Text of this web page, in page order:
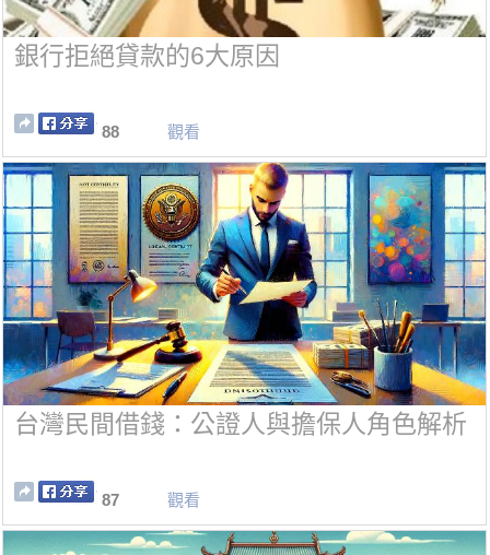
銀行拒絕貸款的6大原因
88 觀看
台灣民間借錢：公證人與擔保人角色解析
87 觀看